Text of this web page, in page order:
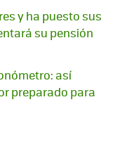
y ha puesto sus
su pensión
así
preparado para